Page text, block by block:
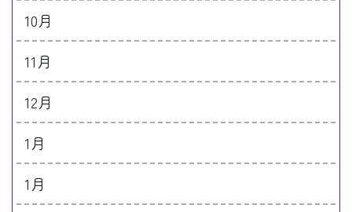
10月
11月
12月
1月
1月